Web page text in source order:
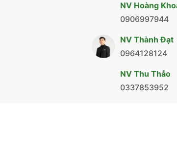
NV Hoàng
0906997944
NV Thành Đạt
0964128124
NV Thu Thảo
0337853952